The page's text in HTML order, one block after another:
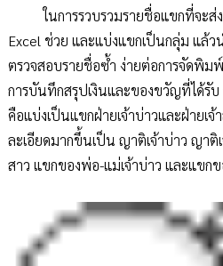
ในการรวบรวมรายชื่อแขกที่จะส่ง
Excel ช่วย และแบ่งแขกเป็นกลุ่ม แล้ว
ตรวจสอบรายชื่อซ้ำ ง่ายต่อการจัดพิม
การบันทึกสรุปเงินและของขวัญที่ได้รั
คือแบ่งเป็นแขกฝ่ายเจ้าบ่าวและฝ่ายเจ้
ละเอียดมากขึ้นเป็น ญาติเจ้าบ่าว ญาติเ
สาว แขกของพ่อ-แม่เจ้าบ่าว และแขก